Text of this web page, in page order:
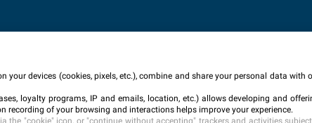
DU SITE CONTACT MENTIONS LÉGALES TARIFS
your devices (cookies, pixels, etc.), combine and share your personal data
loyalty programs, IP and emails, location, etc.) allows developing and
recording of your browsing and interactions helps improve your experience.
"cookie" icon, or "continue without accepting" trackers and activities